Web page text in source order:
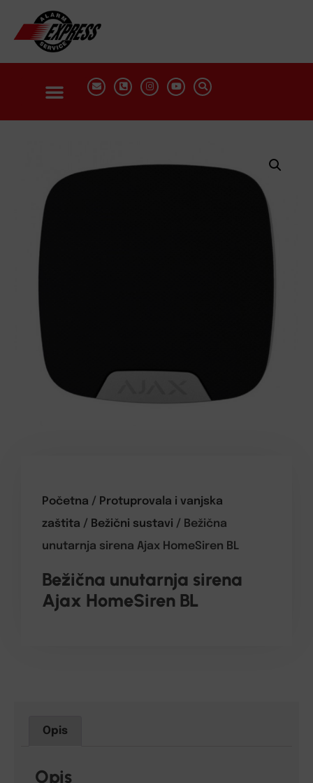
Početna / Protuprovala i vanjska
zaštita / Bežični sustavi / Bežična
unutarnja sirena Ajax HomeSiren BL
Bežična unutarnja sirena
Ajax HomeSiren BL
Opis
Opis